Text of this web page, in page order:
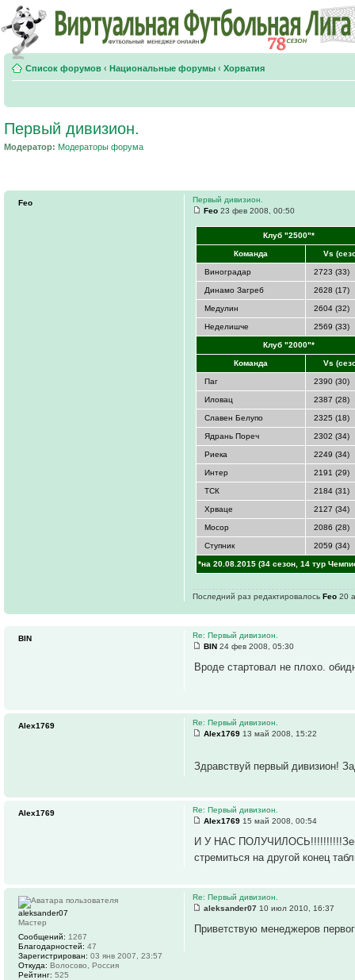
Список форумов ‹ Национальные форумы ‹ Хорватия
Первый дивизион.
Модератор: Модераторы форума
Первый дивизион.
Feo 23 фев 2008, 00:50
Клуб "2500"*
Команда Vs
Виноградар 2723 (33)
Динамо Загреб 2628 (17)
Медулин 2604 (32)
Неделишче 2569 (33)
Клуб "2000"*
Команда Vs
Паг 2390 (30)
Иловац 2387 (28)
Славен Белупо 2325 (18)
Ядрань Пореч 2302 (34)
Риека 2249 (34)
Интер 2191 (29)
ТСК 2184 (31)
Хрваце 2127 (34)
Мосор 2086 (28)
Ступник 2059 (34)
*на 20.08.2015 (34 сезон, 14 тур
Последний раз редактировалось Feo 20
Feo
Re: Первый дивизион.
BIN 24 фев 2008, 05:30
Вроде стартовал не плохо.
BIN
Re: Первый дивизион.
Alex1769 13 май 2008, 15:22
Здравствуй первый дивизион!
Alex1769
Re: Первый дивизион.
Alex1769 15 май 2008, 00:54
И У НАС
стремиться на другой конец
Alex1769
Re: Первый дивизион.
aleksander07 10 июл 2010, 16:37
Приветствую менеджеров
aleksander07
Мастер
Сообщений: 1267
Благодарностей: 47
Зарегистрирован: 03 янв 2007, 23:57
Откуда: Волосово, Россия
Рейтинг: 525